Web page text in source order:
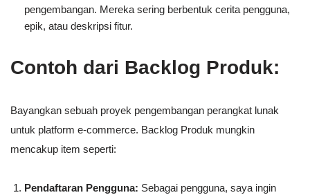
pengembangan. Mereka sering berbentuk cerita pengguna,
epik, atau deskripsi fitur.
Contoh dari Backlog Produk:
Bayangkan sebuah proyek pengembangan perangkat lunak
untuk platform e-commerce. Backlog Produk mungkin
mencakup item seperti:
Pendaftaran Pengguna: Sebagai pengguna, saya ingin